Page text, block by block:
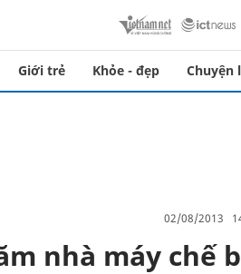
Giới trẻ Khỏe - đẹp Chuyện
02/08/2013
nhà máy chế